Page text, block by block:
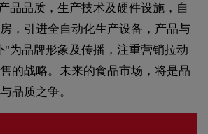
品品质，生产技术及硬件设施，自
，引进全自动化生产设备，产品与
"为品牌形象及传播，注重营销拉动
的战略。未来的食品市场，将是品
品质之争。